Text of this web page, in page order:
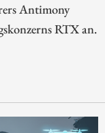
Antimony
RTX an.